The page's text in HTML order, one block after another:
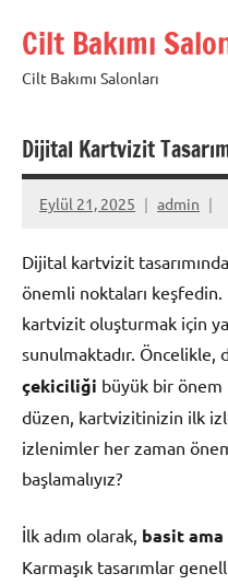
geçCilt Bakımı
Cilt Bakımı Salonları
Dijital Kartvizit
Eylül 21, 2025 admin
Dijital kartvizit
önemli noktaları
kartvizit oluşturmak için
sunulmaktadır.
çekiciliği büyük bir önem
düzen, kartvizitinizin ilk
izlenimler her zaman
başlamalıyız?
İlk adım olarak, basit
Karmaşık tasarımlar